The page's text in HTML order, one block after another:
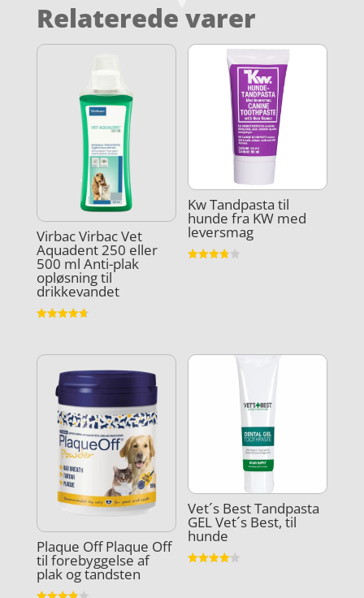
Relaterede varer
Virbac Virbac Vet
Aquadent 250 eller
500 ml Anti-plak
opløsning til
drikkevandet
Kw Tandpasta til
hunde fra KW med
leversmag
Plaque Off Plaque Off
til forebyggelse af
plak og tandsten
Vet´s Best Tandpasta
GEL Vet´s Best, til
hunde